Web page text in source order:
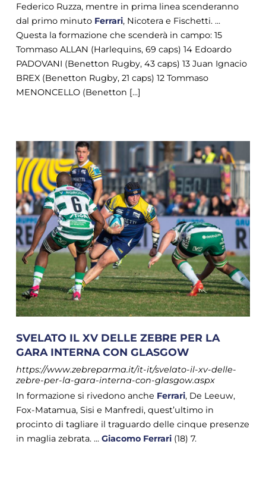
Federico Ruzza, mentre in prima linea scenderanno
dal primo minuto Ferrari, Nicotera e Fischetti. ...
Questa la formazione che scenderà in campo: 15
Tommaso ALLAN (Harlequins, 69 caps) 14 Edoardo
PADOVANI (Benetton Rugby, 43 caps) 13 Juan Ignacio
BREX (Benetton Rugby, 21 caps) 12 Tommaso
MENONCELLO (Benetton [...]
SVELATO IL XV DELLE ZEBRE PER LA
GARA INTERNA CON GLASGOW
https://www.zebreparma.it/it-it/svelato-il-xv-delle-
zebre-per-la-gara-interna-con-glasgow.aspx
In formazione si rivedono anche Ferrari, De Leeuw,
Fox-Matamua, Sisi e Manfredi, quest’ultimo in
procinto di tagliare il traguardo delle cinque presenze
in maglia zebrata. ... Giacomo Ferrari(18) 7.